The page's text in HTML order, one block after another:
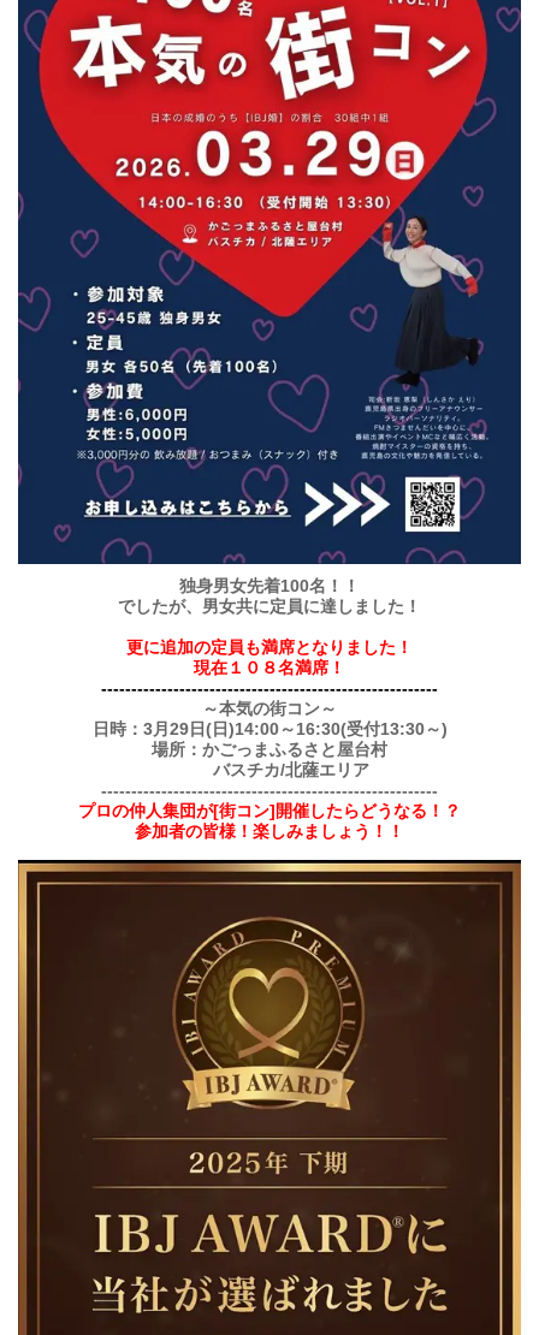
独身男女先着100名！！
でしたが、男女共に定員に達しました！
更に追加の定員も満席となりました！
現在１０８名満席！
--------------------------------------------------------
～本気の街コン～
日時：3月29日(日)14:00～16:30(受付13:30～)
場所：かごっまふるさと屋台村
バスチカ/北薩エリア
--------------------------------------------------------
プロの仲人集団が[街コン]開催したらどうなる！？
参加者の皆様！楽しみましょう！！